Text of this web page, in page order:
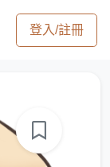
登入/註冊